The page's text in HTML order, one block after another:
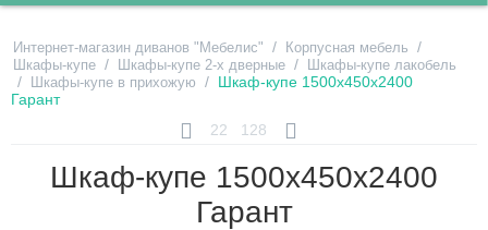
Интернет-магазин диванов "Мебелис" / Корпусная мебель /
Шкафы-купе / Шкафы-купе 2-х дверные / Шкафы-купе лакобель
/ Шкафы-купе в прихожую / Шкаф-купе 1500х450х2400
Гарант
22
128
Шкаф-купе 1500х450х2400
Гарант